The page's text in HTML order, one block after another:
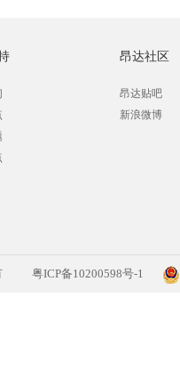
昂达社区
昂达贴吧
新浪微博
有 粤ICP备10200598号-1